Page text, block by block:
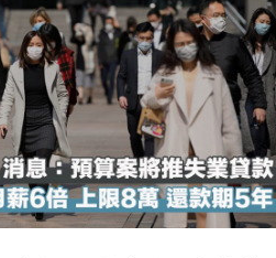
萬點後回穩 全周仍升近2%
玩具「反」斗城亞洲CEO蔡德
動收跌 連挫7周創逾3年最長跌勢
計價出口增近24%勝預期 貿易順
入市撐日圓 4月單日斥6.28萬億